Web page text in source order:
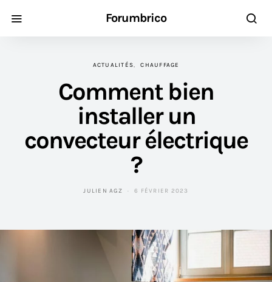
Forumbrico
ACTUALITÉS CHAUFFAGE
Comment bien
installer un
convecteur électrique
?
JULIEN AGZ 6 FÉVRIER 2023